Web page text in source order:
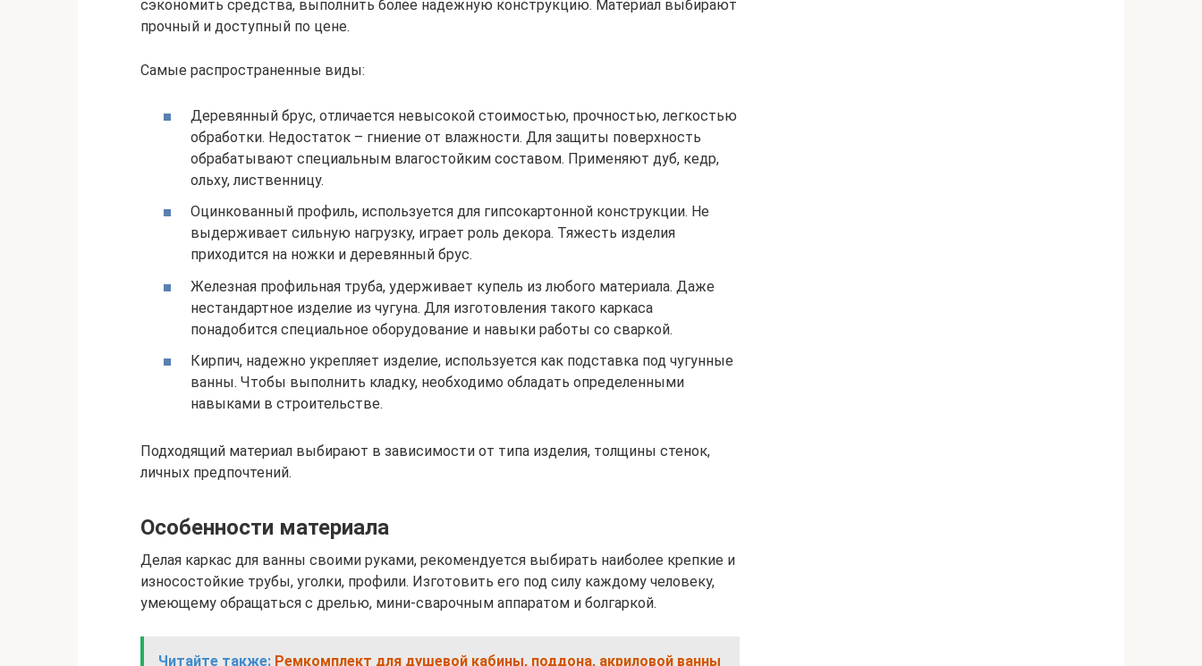
сэкономить средства, выполнить более надежную конструкцию. Материал выбирают
прочный и доступный по цене.
Самые распространенные виды:
Деревянный брус, отличается невысокой стоимостью, прочностью, легкостью
обработки. Недостаток – гниение от влажности. Для защиты поверхность
обрабатывают специальным влагостойким составом. Применяют дуб, кедр,
ольху, лиственницу.
Оцинкованный профиль, используется для гипсокартонной конструкции. Не
выдерживает сильную нагрузку, играет роль декора. Тяжесть изделия
приходится на ножки и деревянный брус.
Железная профильная труба, удерживает купель из любого материала. Даже
нестандартное изделие из чугуна. Для изготовления такого каркаса
понадобится специальное оборудование и навыки работы со сваркой.
Кирпич, надежно укрепляет изделие, используется как подставка под чугунные
ванны. Чтобы выполнить кладку, необходимо обладать определенными
навыками в строительстве.
Подходящий материал выбирают в зависимости от типа изделия, толщины стенок,
личных предпочтений.
Особенности материала
Делая каркас для ванны своими руками, рекомендуется выбирать наиболее крепкие и
износостойкие трубы, уголки, профили. Изготовить его под силу каждому человеку,
умеющему обращаться с дрелью, мини-сварочным аппаратом и болгаркой.
Читайте также: Ремкомплект для душевой кабины, поддона, акриловой ванны